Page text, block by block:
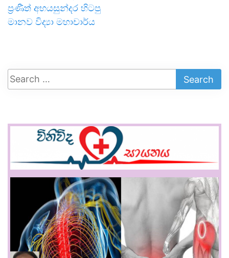
ප්‍රණීත් අභයසුන්දර හිටපු
මානව විද්‍යා මහාචාර්ය